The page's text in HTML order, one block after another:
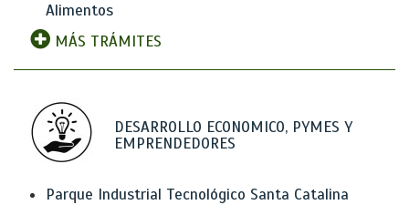
Alimentos
MÁS TRÁMITES
DESARROLLO ECONOMICO, PYMES Y
EMPRENDEDORES
Parque Industrial Tecnológico Santa Catalina